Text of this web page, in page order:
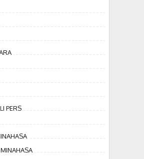
PERS